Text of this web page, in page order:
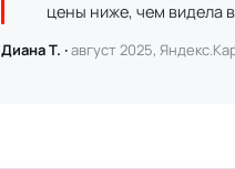
цены ниже, чем видела
Диана Т. ·август 2025,